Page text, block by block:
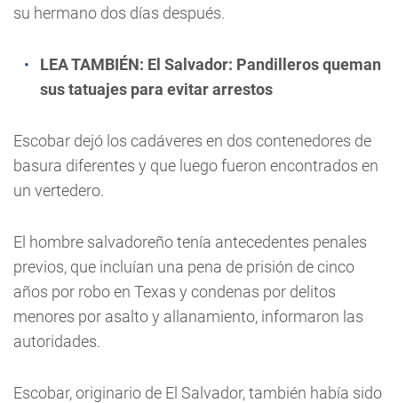
su hermano dos días después.
LEA TAMBIÉN: El Salvador: Pandilleros queman
sus tatuajes para evitar arrestos
Escobar dejó los cadáveres en dos contenedores de
basura diferentes y que luego fueron encontrados en
un vertedero.
El hombre salvadoreño tenía antecedentes penales
previos, que incluían una pena de prisión de cinco
años por robo en Texas y condenas por delitos
menores por asalto y allanamiento, informaron las
autoridades.
Escobar, originario de El Salvador, también había sido